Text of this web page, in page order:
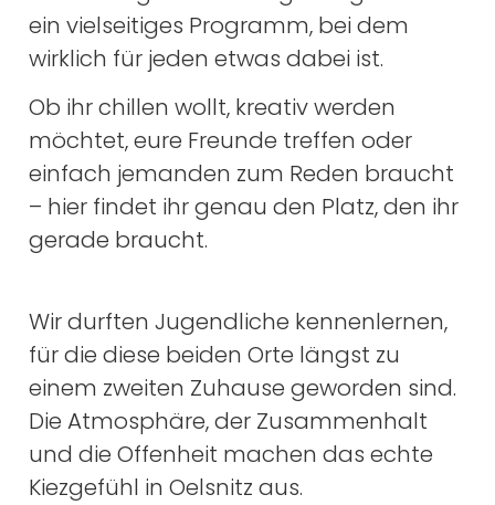
ein vielseitiges Programm, bei dem
wirklich für jeden etwas dabei ist.
Ob ihr chillen wollt, kreativ werden
möchtet, eure Freunde treffen oder
einfach jemanden zum Reden braucht
– hier findet ihr genau den Platz, den ihr
gerade braucht.
Wir durften Jugendliche kennenlernen,
für die diese beiden Orte längst zu
einem zweiten Zuhause geworden sind.
Die Atmosphäre, der Zusammenhalt
und die Offenheit machen das echte
Kiezgefühl in Oelsnitz aus.